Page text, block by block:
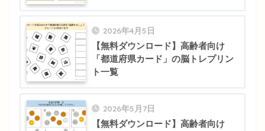
2026年4月5日
【無料ダウンロード】高齢者向け
「都道府県カード」の脳トレプリン
ト一覧
2026年5月7日
【無料ダウンロード】高齢者向け